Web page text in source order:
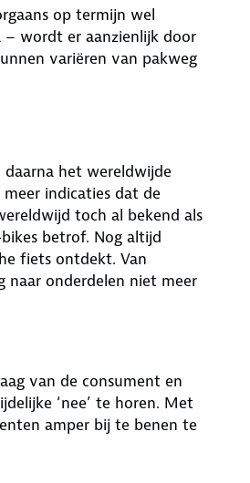
op termijn wel
– wordt er aanzienlijk door
variëren van pakweg
daarna het wereldwijde
indicaties dat de
toch al bekend als
betrof. Nog altijd
fiets ontdekt. Van
naar onderdelen niet meer
van de consument en
‘nee’ te horen. Met
amper bij te benen te